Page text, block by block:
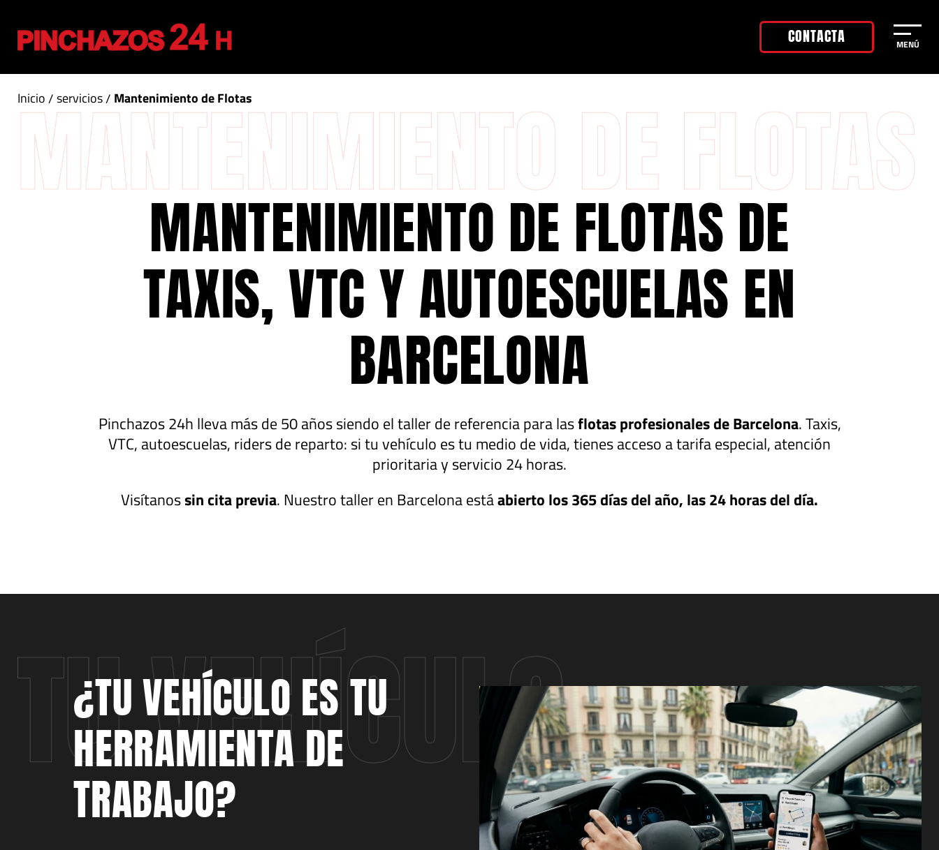
CONTACTA MENÚ
Inicio servicios Mantenimiento de Flotas
MANTENIMIENTO DE FLOTAS DE
TAXIS, VTC Y AUTOESCUELAS EN
BARCELONA
Pinchazos 24h lleva más de 50 años siendo el taller de referencia para lasflotas profesionales de Barcelona. Taxis,
VTC, autoescuelas, riders de reparto: si tu vehículo es tu medio de vida, tienes acceso a tarifa especial, atención
prioritaria y servicio 24 horas.
Visítanossin cita previa. Nuestro taller en Barcelona estáabierto los 365 días del año, las 24 horas del día.
¿TU VEHÍCULO ES TU
HERRAMIENTA DE
TRABAJO?